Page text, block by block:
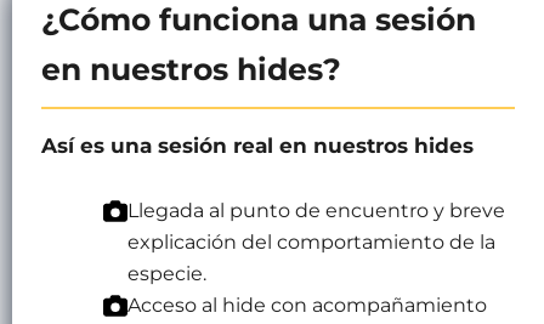
¿Cómo funciona una sesión
en nuestros hides?
Así es una sesión real en nuestros hides
Llegada al punto de encuentro y breve
explicación del comportamiento de la
especie.
Acceso al hide con acompañamiento